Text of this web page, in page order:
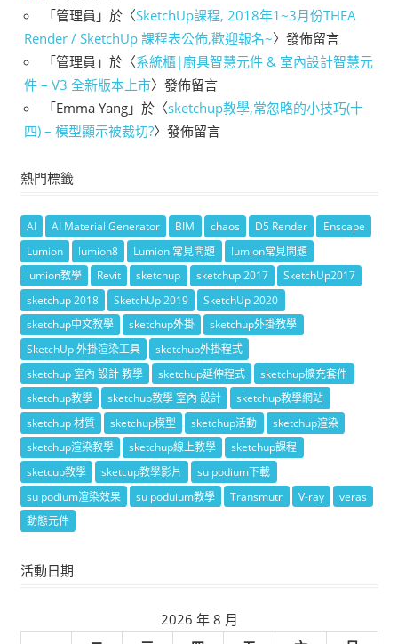
「管理員 」於〈SketchUp課程, 2018年1~3月份THEA
Render / SketchUp 課程表公佈,歡迎報名~〉發佈留言
「管理員 」於〈系統櫃|廚具智慧元件 & 室內設計智慧元
件 – V3 全新版本上市〉發佈留言
「Emma Yang 」於〈sketchup教學,常忽略的小技巧(十
四) – 模型顯示被裁切?〉發佈留言
熱門標籤
AI AI Material Generator BIM chaos D5 Render
Enscape
Lumion
lumion8 Lumion 常見問題
lumion常見問題
lumion教學
Revit sketchup sketchup 2017
SketchUp2017
sketchup 2018
SketchUp 2019
SketchUp 2020
sketchup中文教學
sketchup外掛
sketchup外掛教學
SketchUp 外掛渲染工具
sketchup外掛程式
sketchup 室內 設計 教學
sketchup延伸程式
sketchup擴充套件
sketchup教學
sketchup教學 室內 設計
sketchup教學網站
sketchup 材質
sketchup模型 sketchup活動
sketchup渲染
sketchup渲染教學
sketchup線上教學
sketchup課程
sketcup教學
sketcup教學影片
su podium下載
su podium渲染效果
su poduium教學 Transmutr V-ray
veras
動態元件
活動日期
2026 年 8 月